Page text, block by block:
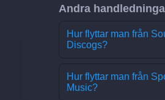
Andra
Hur flyttar man från
Discogs?
Hur flyttar man från
Music?